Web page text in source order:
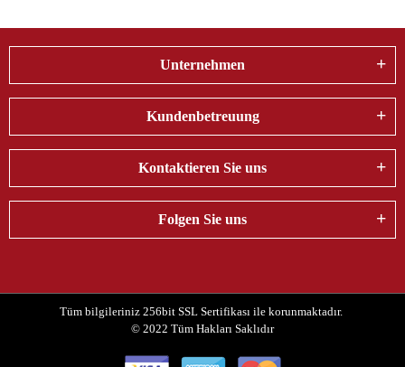
Unternehmen
Kundenbetreuung
Kontaktieren Sie uns
Folgen Sie uns
Tüm bilgileriniz 256bit SSL Sertifikası ile korunmaktadır.
© 2022 Tüm Hakları Saklıdır